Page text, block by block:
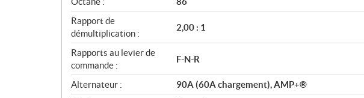
Rapport de
démultiplication :
2,00 : 1
Rapports au levier de
commande :
F-N-R
Alternateur :
90A (60A chargement), AMP+®